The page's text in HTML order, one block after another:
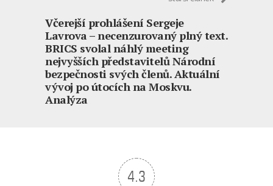
Včerejší prohlášení Sergeje
Lavrova – necenzurovaný plný text.
BRICS svolal náhlý meeting
nejvyšších představitelů Národní
bezpečnosti svých členů. Aktuální
vývoj po útocích na Moskvu.
Analýza
4.3